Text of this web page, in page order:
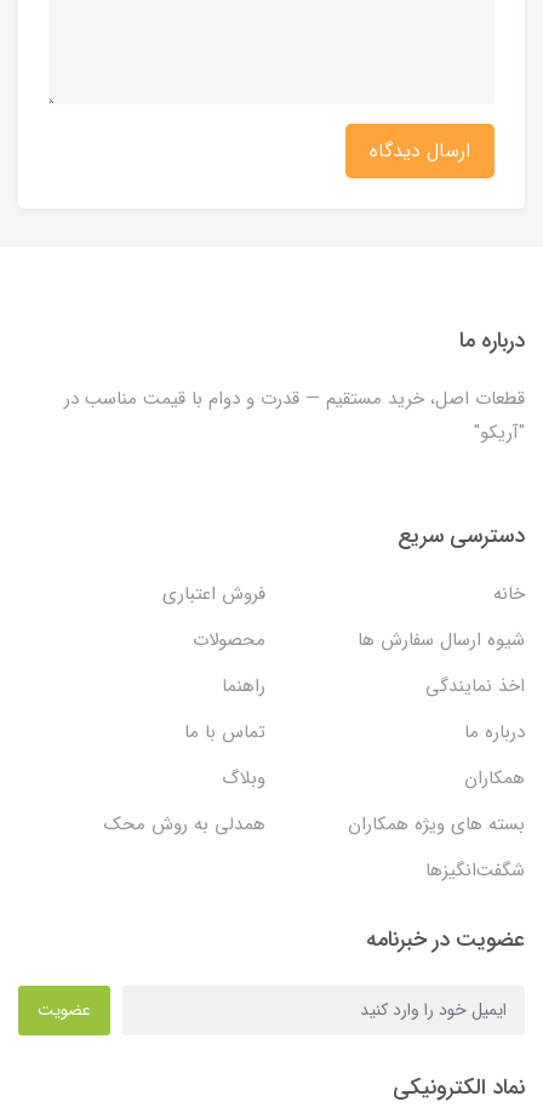
ارسال دیدگاه
درباره ما
قطعات اصل، خرید مستقیم — قدرت و دوام با قیمت مناسب در
"آریکو"
دسترسی سریع
خانه
فروش اعتباری
شیوه ارسال سفارش ها
محصولات
اخذ نمایندگی
راهنما
درباره ما
تماس با ما
همکاران
وبلاگ
بسته های ویژه همکاران
همدلی به روش محک
شگفت‌انگیزها
عضویت در خبرنامه
عضویت
نماد الکترونیکی